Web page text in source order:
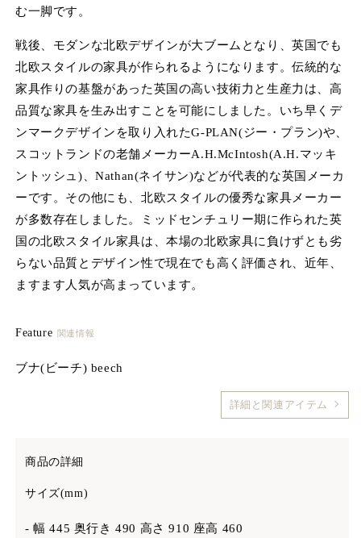
く
む一脚です。
戦後、モダンな北欧デザインが大ブームとなり、英国でも
北欧スタイルの家具が作られるようになります。伝統的な
家具作りの基盤があった英国の高い技術力と生産力は、高
品質な家具を生み出すことを可能にしました。いち早くデ
ンマークデザインを取り入れたG-PLAN(ジー・プラン)や、
スコットランドの老舗メーカーA.H.McIntosh(A.H.マッキ
ントッシュ)、Nathan(ネイサン)などが代表的な英国メーカ
ーです。その他にも、北欧スタイルの優秀な家具メーカー
が多数存在しました。ミッドセンチュリー期に作られた英
国の北欧スタイル家具は、本場の北欧家具に負けずとも劣
らない品質とデザイン性で現在でも高く評価され、近年、
ますます人気が高まっています。
Feature 関連情報
ブナ(ビーチ) beech
詳細と関連アイテム
商品の詳細
サイズ(mm)
- 幅 445 奥行き 490 高さ 910 座高 460